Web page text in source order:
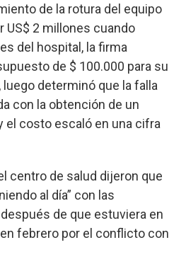
de la rotura del equipo
US$ 2 millones cuando
del hospital, la firma
de $ 100.000 para su
luego determinó que la falla
con la obtención de un
el costo escaló en una cifra
centro de salud dijeron que
al día” con las
de que estuviera en
febrero por el conflicto con